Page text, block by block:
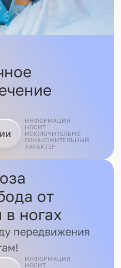
ИНФОРМАЦИЯ
НОСИТ
ИСКЛЮЧИТЕЛЬНО
ОЗНАКОМИТЕЛЬНЫЙ
ХАРАКТЕР
от
ногах
передвижения
ИНФОРМАЦИЯ
НОСИТ